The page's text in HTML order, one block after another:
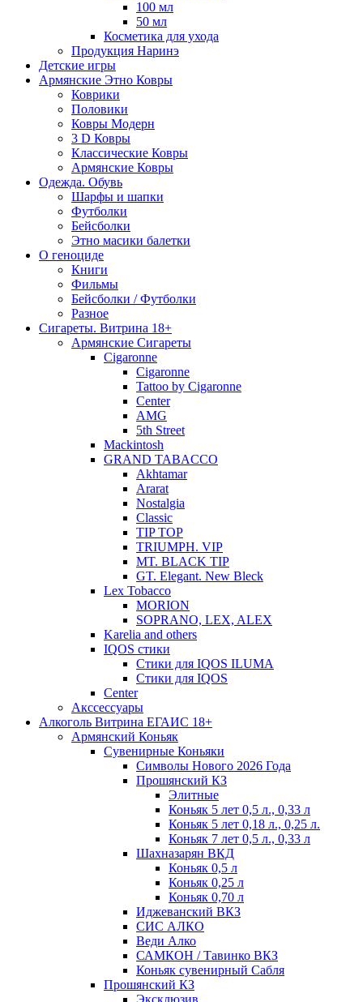
100 мл
50 мл
Косметика для ухода
Продукция Наринэ
Детские игры
Армянские Этно Ковры
Коврики
Половики
Ковры Модерн
3 D Ковры
Классические Ковры
Армянские Ковры
Одежда. Обувь
Шарфы и шапки
Футболки
Бейсболки
Этно масики балетки
О геноциде
Книги
Фильмы
Бейсболки / Футболки
Разное
Сигареты. Витрина 18+
Армянские Сигареты
Cigaronne
Cigaronne
Tattoo by Cigaronne
Center
AMG
5th Street
Mackintosh
GRAND TABACCO
Akhtamar
Ararat
Nostalgia
Classic
TIP TOP
TRIUMPH. VIP
MT. BLACK TIP
GT. Elegant. New Bleck
Lex Tobacco
MORION
SOPRANO, LEX, ALEX
Karelia and others
IQOS стики
Стики для IQOS ILUMA
Стики для IQOS
Сenter
Акссессуары
Алкоголь Витрина ЕГАИС 18+
Армянский Коньяк
Сувенирные Коньяки
Символы Нового 2026 Года
Прошянский КЗ
Элитные
Коньяк 5 лет 0,5 л., 0,33 л
Коньяк 5 лет 0,18 л., 0,25 л.
Коньяк 7 лет 0,5 л., 0,33 л
Шахназарян ВКД
Коньяк 0,5 л
Коньяк 0,25 л
Коньяк 0,70 л
Иджеванский ВКЗ
СИС АЛКО
Веди Алко
САМКОН / Тавинко ВКЗ
Коньяк сувенирный Сабля
Прошянский КЗ
Эксклюзив